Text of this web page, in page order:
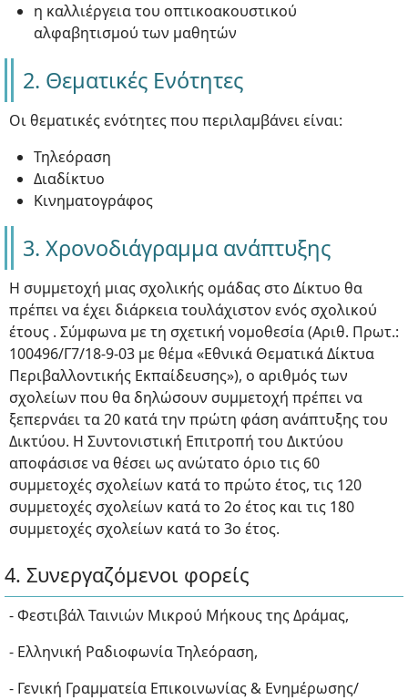
η καλλιέργεια του οπτικοακουστικού
αλφαβητισμού των μαθητών
2. Θεματικές Ενότητες
Οι θεματικές ενότητες που περιλαμβάνει είναι:
Τηλεόραση
Διαδίκτυο
Κινηματογράφος
3. Χρονοδιάγραμμα ανάπτυξης
Η συμμετοχή μιας σχολικής ομάδας στο Δίκτυο θα
πρέπει να έχει διάρκεια τουλάχιστον ενός σχολικού
έτους . Σύμφωνα με τη σχετική νομοθεσία (Αριθ. Πρωτ.:
100496/Γ7/18-9-03 με θέμα «Εθνικά Θεματικά Δίκτυα
Περιβαλλοντικής Εκπαίδευσης»), ο αριθμός των
σχολείων που θα δηλώσουν συμμετοχή πρέπει να
ξεπερνάει τα 20 κατά την πρώτη φάση ανάπτυξης του
Δικτύου. Η Συντονιστική Επιτροπή του Δικτύου
αποφάσισε να θέσει ως ανώτατο όριο τις 60
συμμετοχές σχολείων κατά το πρώτο έτος, τις 120
συμμετοχές σχολείων κατά το 2ο έτος και τις 180
συμμετοχές σχολείων κατά το 3ο έτος.
4. Συνεργαζόμενοι φορείς
- Φεστιβάλ Ταινιών Μικρού Μήκους της Δράμας,
- Ελληνική Ραδιοφωνία Τηλεόραση,
- Γενική Γραμματεία Επικοινωνίας & Ενημέρωσης/